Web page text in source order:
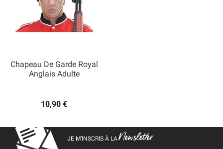
Chapeau De Garde Royal
Anglais Adulte
10,90 €
JE M’INSCRIS À LANewsletter